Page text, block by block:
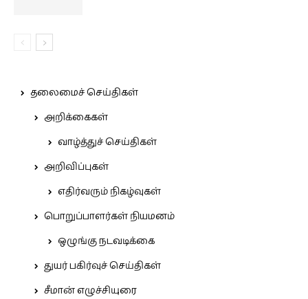
தலைமைச் செய்திகள்
அறிக்கைகள்
வாழ்த்துச் செய்திகள்
அறிவிப்புகள்
எதிர்வரும் நிகழ்வுகள்
பொறுப்பாளர்கள் நியமனம்
ஒழுங்கு நடவடிக்கை
துயர் பகிர்வுச் செய்திகள்
சீமான் எழுச்சியுரை